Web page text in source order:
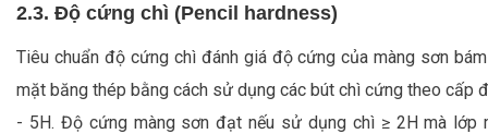
2.3. Độ cứng chì (Pencil hardness)
Tiêu chuẩn độ cứng chì đánh giá độ cứng của màng sơn
mặt băng thép bằng cách sử dụng các bút chì cứng theo cấp
- 5H. Độ cứng màng sơn đạt nếu sử dụng chì ≥ 2H mà lớp